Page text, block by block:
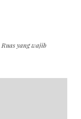
Ruas yang wajib